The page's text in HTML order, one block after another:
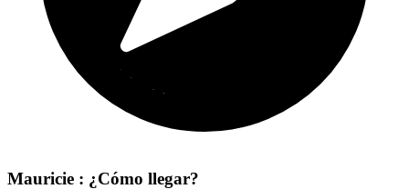
Mauricie : ¿Cómo llegar?